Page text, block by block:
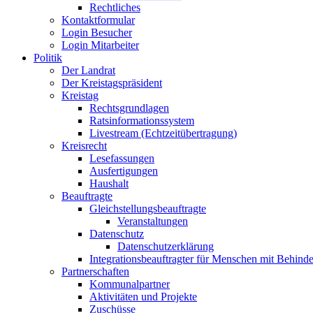
Rechtliches
Kontaktformular
Login Besucher
Login Mitarbeiter
Politik
Der Landrat
Der Kreistagspräsident
Kreistag
Rechtsgrundlagen
Ratsinformationssystem
Livestream (Echtzeitübertragung)
Kreisrecht
Lesefassungen
Ausfertigungen
Haushalt
Beauftragte
Gleichstellungsbeauftragte
Veranstaltungen
Datenschutz
Datenschutzerklärung
Integrationsbeauftragter für Menschen mit
Partnerschaften
Kommunalpartner
Aktivitäten und Projekte
Zuschüsse